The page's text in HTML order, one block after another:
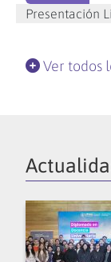
Presentación
Ver todos